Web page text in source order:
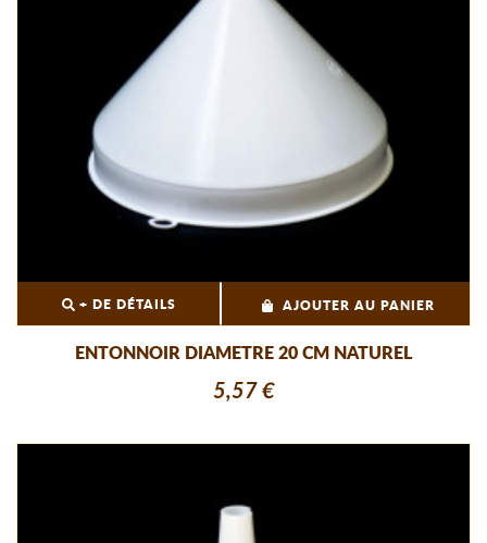
+ DE DÉTAILS AJOUTER AU PANIER
ENTONNOIR DIAMETRE 20 CM NATUREL
5,57 €